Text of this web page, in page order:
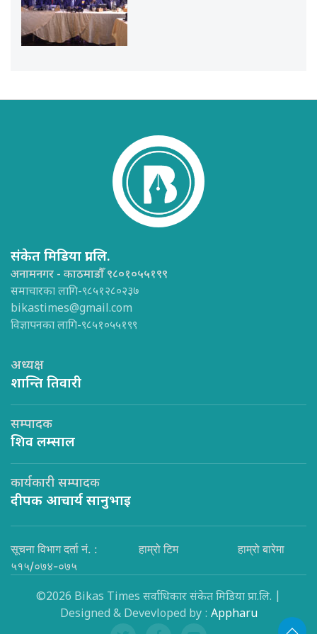
संकेत मिडिया प्रा.लि.
अनामनगर - काठमाडौँ ९८०१०५५१९९
समाचारका लागि-९८५१२८०२३७
bikastimes@gmail.com
विज्ञापनका लागि-९८५१०५५१९९
अध्यक्ष
शान्ति तिवारी
सम्पादक
शिव लम्साल
कार्यकारी सम्पादक
दीपक आचार्य सानुभाइ
सूचना विभाग दर्ता नं. :
५१५/०७४-०७५
हाम्रो टिम हाम्रो बारेमा
©2026 Bikas Times सर्वाधिकार संकेत मिडिया प्रा.लि. |
Designed & Devevloped by : Appharu